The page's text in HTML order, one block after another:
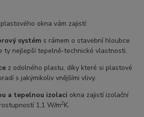
okna vám zajistí:
systém s rámem o stavební hloubce
ty nejlepší tepelně-technické vlastnosti.
z odolného plastu, díky které si plastové
s jakýmikoliv vnějšími vlivy.
a tepelnou izolaci okna zajistí izolační
1,1 W/m2K.